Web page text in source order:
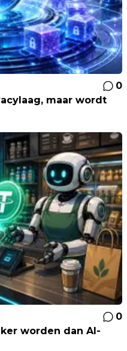
0
maar wordt
0
worden dan AI-